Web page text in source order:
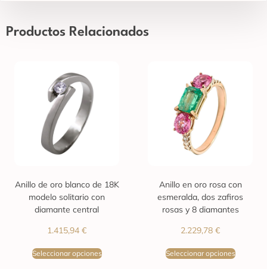
Productos Relacionados
Anillo de oro blanco de 18K
modelo solitario con
diamante central
1.415,94 €
Seleccionar opciones
Anillo en oro rosa con
esmeralda, dos zafiros
rosas y 8 diamantes
2.229,78 €
Seleccionar opciones